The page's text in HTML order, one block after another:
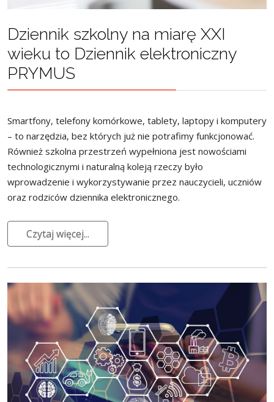
Dziennik szkolny na miarę XXI
wieku to Dziennik elektroniczny
PRYMUS
Smartfony, telefony komórkowe, tablety, laptopy i komputery
– to narzędzia, bez których już nie potrafimy funkcjonować.
Również szkolna przestrzeń wypełniona jest nowościami
technologicznymi i naturalną koleją rzeczy było
wprowadzenie i wykorzystywanie przez nauczycieli, uczniów
oraz rodziców dziennika elektronicznego.
Czytaj więcej...